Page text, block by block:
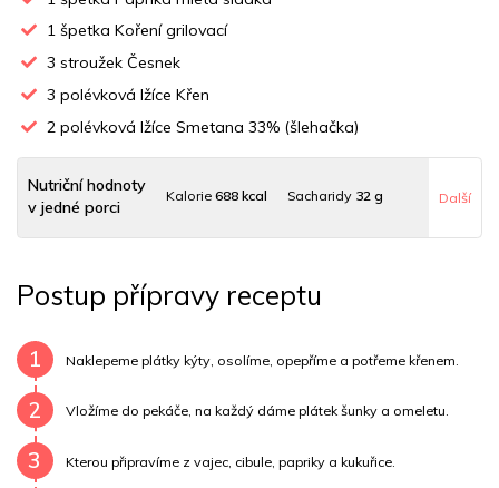
1 špetka Koření grilovací
3 stroužek Česnek
3 polévková lžíce Křen
2 polévková lžíce Smetana 33% (šlehačka)
Nutriční hodnoty
v jedné porci
Kalorie 688 kcal Sacharidy 32 g
Uhlovodany 31 g Cholesterol365.9 mg
Draslík 912.6 mg Vláknina 6612.7 mg
Vitamín A 6612.7 mg Vitamín B6 0.9 mg
Další
Postup přípravy receptu
1 Naklepeme plátky kýty, osolíme, opepříme a potřeme křenem.
2 Vložíme do pekáče, na každý dáme plátek šunky a omeletu.
3 Kterou připravíme z vajec, cibule, papriky a kukuřice.